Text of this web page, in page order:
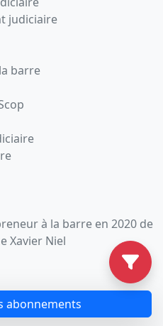
abonnements
judiciaire
barre
à la barre en 2020 de
Xavier Niel